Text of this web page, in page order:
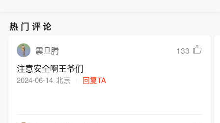
热门评论
震旦腾 133
注意安全啊王爷们
2024-06-14 北京 回复TA